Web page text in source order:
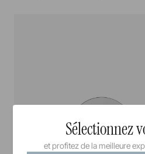
Sélectionnez
et profitez de la meilleure